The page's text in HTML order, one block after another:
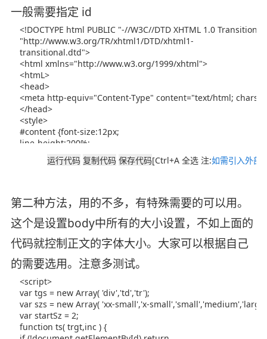
一般需要指定 id
[Ctrl+A 全选 注:如需引入外部
第二种方法，用的不多，有特殊需要的可以用。
这个是设置body中所有的大小设置，不如上面的
代码就控制正文的字体大小。大家可以根据自己
的需要选用。注意多测试。